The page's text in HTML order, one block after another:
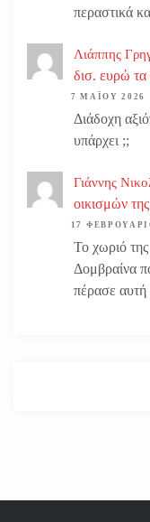
περαστικά
Λιάππης
δισ. ευρώ
7 ΜΑΪ́ΟΥ 2026
Διάδοχη
υπάρχει ;;
Γιάννης
οικισμών
17
Το χωριό
Δομβραίνα
πέρασε